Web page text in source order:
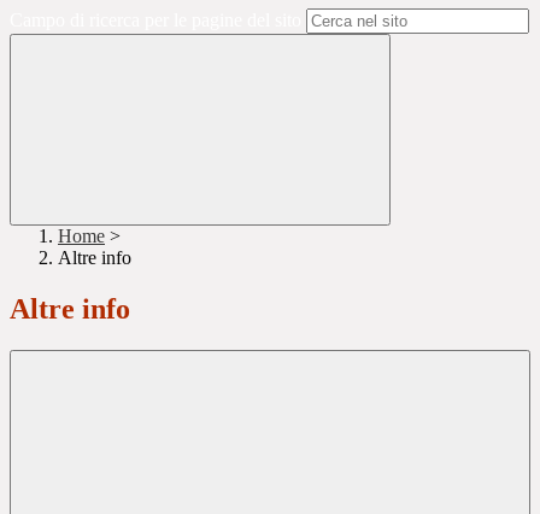
Home >
Altre info
Altre info